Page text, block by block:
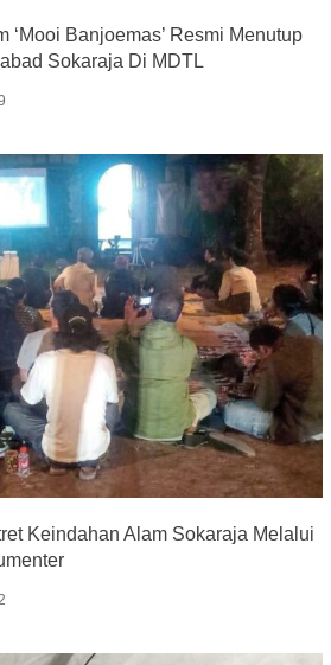
‘Mooi Banjoemas’ Resmi Menutup
Sokaraja Di MDTL
Keindahan Alam Sokaraja Melalui